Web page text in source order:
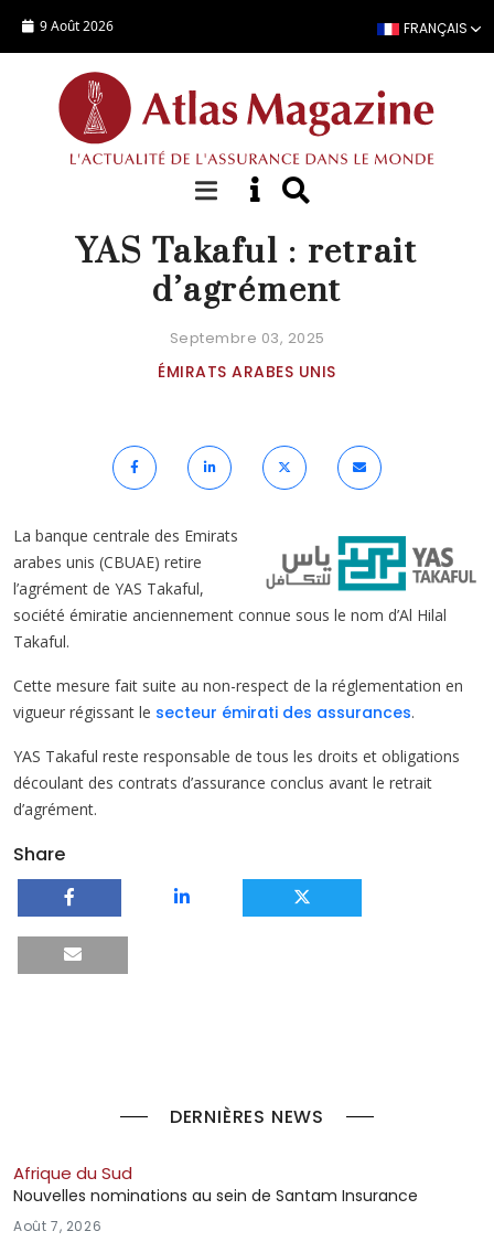
9 Août 2026 FRANÇAIS
ACTUALITÉ
YAS Takaful : retrait
d’agrément
Septembre 03, 2025
ÉMIRATS ARABES UNIS
La banque centrale des Emirats
arabes unis (CBUAE) retire
l’agrément de YAS Takaful,
société émiratie anciennement connue sous le nom d’Al Hilal
Takaful.
Cette mesure fait suite au non-respect de la réglementation en
vigueur régissant le secteur émirati des assurances.
YAS Takaful reste responsable de tous les droits et obligations
découlant des contrats d’assurance conclus avant le retrait
d’agrément.
Share
DERNIÈRES NEWS
Afrique du Sud
Nouvelles nominations au sein de Santam Insurance
Août 7, 2026